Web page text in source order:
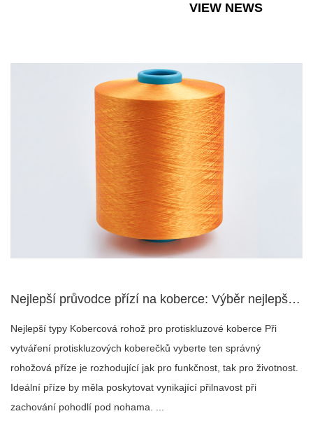
VIEW NEWS
Nejlepší průvodce přízí na koberce: Výběr nejlepších materiá...
Nejlepší typy Kobercová rohož pro protiskluzové koberce Při
vytváření protiskluzových koberečků vyberte ten správný
rohožová příze je rozhodující jak pro funkčnost, tak pro životnost.
Ideální příze by měla poskytovat vynikající přilnavost při
zachování pohodlí pod nohama. ...